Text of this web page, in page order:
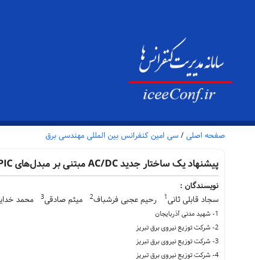
صفحه اصلی / سی امین کنفرانس بین المللی مهندسی برق
پیشنهاد یک ساختار جدید AC/DC مبتنی بر مبدل‌های SEPIC و CUK بهبودیافته برای کاربرد شارژر موتورسیکلت‌های الکتریکی
نویسندگان :
سجاد قابلی ثانی1 رحیم عجبی فرشباف2 میثم صادقی3 محمد
1- شهید مدنی آذربایجان
2- شرکت توزیع نیروی برق تبریز
3- شرکت توزیع نیروی برق تبریز
4- شرکت توزیع نیروی برق تبریز